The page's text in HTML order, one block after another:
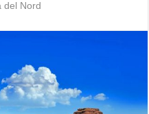
del Nord